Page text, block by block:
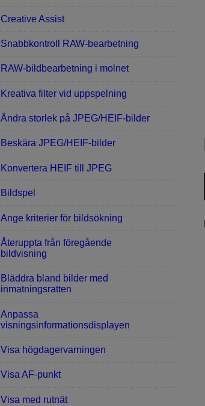
Creative Assist
Snabbkontroll RAW-bearbetning
RAW-bildbearbetning i molnet
Kreativa filter vid uppspelning
Ändra storlek på JPEG/HEIF-bilder
Beskära JPEG/HEIF-bilder
Konvertera HEIF till JPEG
Bildspel
Ange kriterier för bildsökning
Återuppta från föregående
bildvisning
Bläddra bland bilder med
inmatningsratten
Anpassa
visningsinformationsdisplayen
Visa högdagervarningen
Visa AF-punkt
Visa med rutnät